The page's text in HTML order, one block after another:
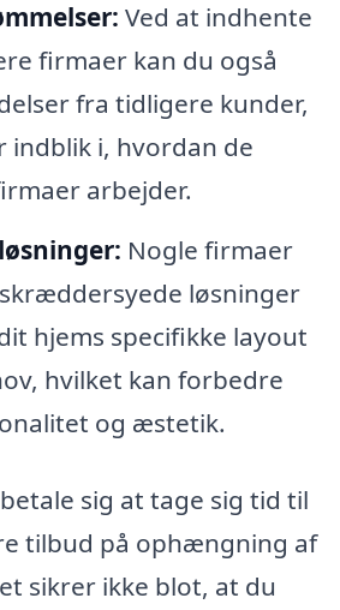
Ved at indhente
firmaer kan du også
fra tidligere kunder,
indblik i, hvordan de
arbejder.
Nogle firmaer
løsninger
hjems specifikke layout
hvilket kan forbedre
og æstetik.
sig at tage sig tid til
tilbud på ophængning af
sikrer ikke blot, at du